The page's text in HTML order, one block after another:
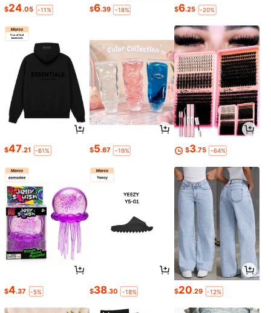
$24.05 -11% $6.39 -18% $6.25 -20%
$47.21 -61% $5.67 -19% $3.75 -64%
$4.37 -5% $38.30 -18% $20.29 -12%